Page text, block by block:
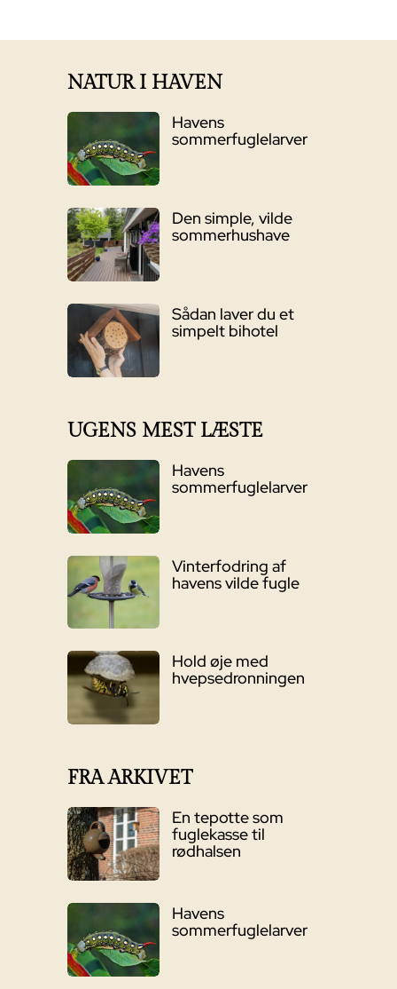
NATUR I HAVEN
Havens
sommerfuglelarver
Den simple, vilde
sommerhushave
Sådan laver du et
simpelt bihotel
UGENS MEST LÆSTE
Havens
sommerfuglelarver
Vinterfodring af
havens vilde fugle
Hold øje med
hvepsedronningen
FRA ARKIVET
En tepotte som
fuglekasse til
rødhalsen
Havens
sommerfuglelarver